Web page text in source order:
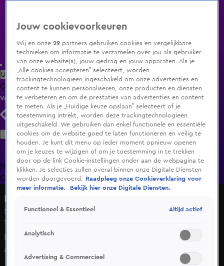
Uitzending Gemist Populaire programma's Zenders Genres
ClipsFilmsRadioSmart TV inlogShop
Volg KIJK
Zoeken
HomeUitzending Gemist Programma's De Bondgenoten
OranjezomerLivestreamsShop
Seizoen 1, aflevering 52
13 sep 2023, 01:29
Bekijk aflevering 52 van Lettrix uit seizoen 1 hier. Deze
aflevering is uitgezonden op 13 september, 01:29 uur bij
SBS6. Lettrix is een Amusement programma en is geschikt
Jouw cookievoorkeuren
Wij en onze29 partners gebruiken cookies en vergelijkbare
technieken om informatie te verzamelen over jou als gebruiker
van onze website(s), jouw gedrag en jouw apparaten. Als je
„Alle cookies accepteren” selecteert, worden
trackingtechnologieën ingeschakeld om onze advertenties en
content te kunnen personaliseren, onze producten en diensten
te verbeteren en om de prestaties van advertenties en content
te meten. Als je „Huidige keuze opslaan” selecteert of je
toestemming intrekt, worden deze trackingtechnologieën
uitgeschakeld. We gebruiken dan enkel functionele en essentiële
cookies om de website goed te laten functioneren en veilig te
houden. Je kunt dit menu op ieder moment opnieuw openen
om je keuzes te wijzigen of om je toestemming in te trekken
door op de link Cookie-instellingen onder aan de webpagina te
klikken. Je selecties zullen overal binnen onze Digitale Diensten
worden doorgevoerd.
Raadpleeg onze Cookieverklaring voor
meer informatie.
Bekijk hier onze Digitale Diensten.
Functioneel & Essentieel Altijd actief
Analytisch
Advertising & Commercieel